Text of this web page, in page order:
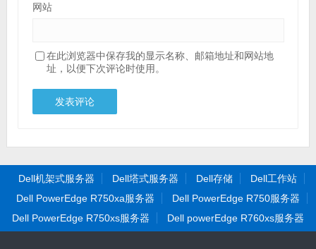
网站
在此浏览器中保存我的显示名称、邮箱地址和网站地
址，以便下次评论时使用。
Dell机架式服务器 Dell塔式服务器 Dell存储
Dell工作站
Dell PowerEdge R750xa服务器
Dell PowerEdge R750服务器
Dell PowerEdge R750xs服务器
Dell powerEdge R760xs服务器